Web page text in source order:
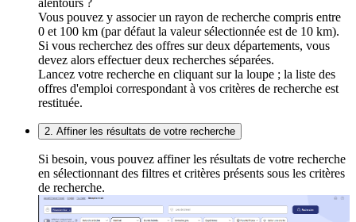
alentours ?
Vous pouvez y associer un rayon de recherche compris entre
0 et 100 km (par défaut la valeur sélectionnée est de 10 km).
Si vous recherchez des offres sur deux départements, vous
devez alors effectuer deux recherches séparées.
Lancez votre recherche en cliquant sur la loupe ; la liste des
offres d'emploi correspondant à vos critères de recherche est
restituée.
2. Affiner les résultats de votre recherche
Si besoin, vous pouvez affiner les résultats de votre recherche
en sélectionnant des filtres et critères présents sous les critères
de recherche.